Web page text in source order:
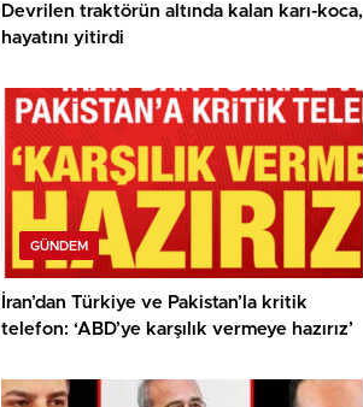
Devrilen traktörün altında kalan karı-koca,
hayatını yitirdi
GÜNDEM
İran’dan Türkiye ve Pakistan’la kritik
telefon: ‘ABD’ye karşılık vermeye hazırız’